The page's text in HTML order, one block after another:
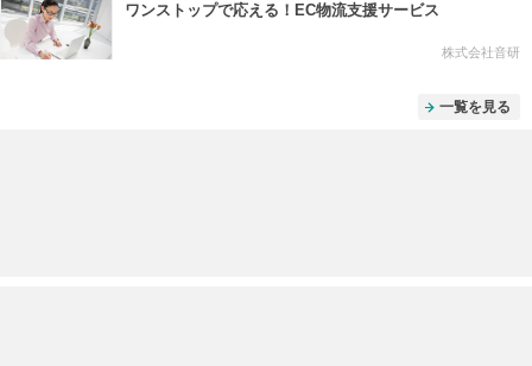
ワンストップで応える！EC物流支援サービス
株式会社音研
一覧を見る